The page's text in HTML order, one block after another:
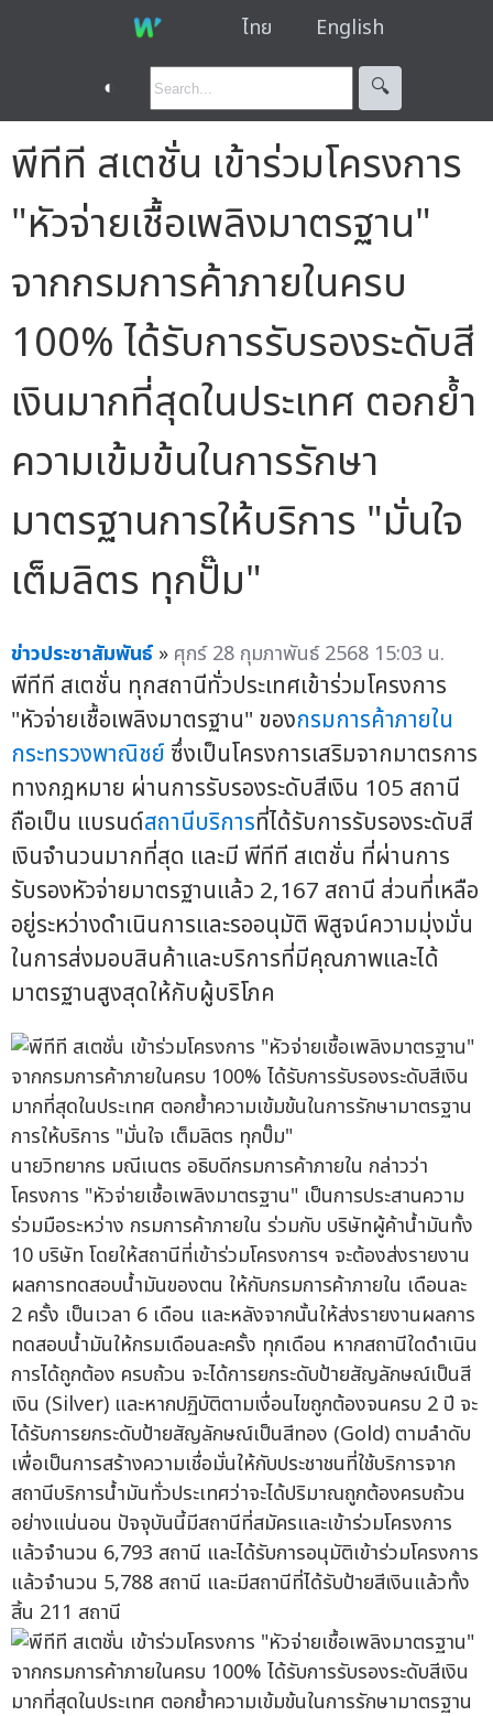
ไทย English
◐ 🔍︎
พีทีที สเตชั่น เข้าร่วมโครงการ
"หัวจ่ายเชื้อเพลิงมาตรฐาน"
จากกรมการค้าภายในครบ
100% ได้รับการรับรองระดับสี
เงินมากที่สุดในประเทศ ตอกย้ำ
ความเข้มข้นในการรักษา
มาตรฐานการให้บริการ "มั่นใจ
เต็มลิตร ทุกปั๊ม"
ข่าวประชาสัมพันธ์ » ศุกร์ 28 กุมภาพันธ์ 2568 15:03 น.
พีทีที สเตชั่น ทุกสถานีทั่วประเทศเข้าร่วมโครงการ
"หัวจ่ายเชื้อเพลิงมาตรฐาน" ของกรมการค้าภายใน
กระทรวงพาณิชย์ ซึ่งเป็นโครงการเสริมจากมาตรการ
ทางกฎหมาย ผ่านการรับรองระดับสีเงิน 105 สถานี
ถือเป็น แบรนด์สถานีบริการที่ได้รับการรับรองระดับสี
เงินจำนวนมากที่สุด และมี พีทีที สเตชั่น ที่ผ่านการ
รับรองหัวจ่ายมาตรฐานแล้ว 2,167 สถานี ส่วนที่เหลือ
อยู่ระหว่างดำเนินการและรออนุมัติ พิสูจน์ความมุ่งมั่น
ในการส่งมอบสินค้าและบริการที่มีคุณภาพและได้
มาตรฐานสูงสุดให้กับผู้บริโภค
นายวิทยากร มณีเนตร อธิบดีกรมการค้าภายใน กล่าวว่า
โครงการ "หัวจ่ายเชื้อเพลิงมาตรฐาน" เป็นการประสานความ
ร่วมมือระหว่าง กรมการค้าภายใน ร่วมกับ บริษัทผู้ค้าน้ำมันทั้ง
10 บริษัท โดยให้สถานีที่เข้าร่วมโครงการฯ จะต้องส่งรายงาน
ผลการทดสอบน้ำมันของตน ให้กับกรมการค้าภายใน เดือนละ
2 ครั้ง เป็นเวลา 6 เดือน และหลังจากนั้นให้ส่งรายงานผลการ
ทดสอบน้ำมันให้กรมเดือนละครั้ง ทุกเดือน หากสถานีใดดำเนิน
การได้ถูกต้อง ครบถ้วน จะได้การยกระดับป้ายสัญลักษณ์เป็นสี
เงิน (Silver) และหากปฏิบัติตามเงื่อนไขถูกต้องจนครบ 2 ปี จะ
ได้รับการยกระดับป้ายสัญลักษณ์เป็นสีทอง (Gold) ตามลำดับ
เพื่อเป็นการสร้างความเชื่อมั่นให้กับประชาชนที่ใช้บริการจาก
สถานีบริการน้ำมันทั่วประเทศว่าจะได้ปริมาณถูกต้องครบถ้วน
อย่างแน่นอน ปัจจุบันนี้มีสถานีที่สมัครและเข้าร่วมโครงการ
แล้วจำนวน 6,793 สถานี และได้รับการอนุมัติเข้าร่วมโครงการ
แล้วจำนวน 5,788 สถานี และมีสถานีที่ได้รับป้ายสีเงินแล้วทั้ง
สิ้น 211 สถานี